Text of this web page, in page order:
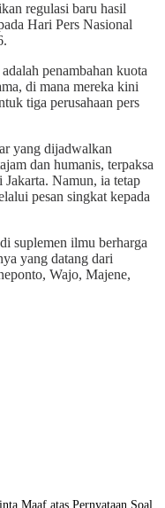
regulasi baru hasil
Hari Pers Nasional
penambahan kuota
di mana mereka kini
tiga perusahaan pers
yang dijadwalkan
dan humanis, terpaksa
Jakarta. Namun, ia tetap
pesan singkat kepada
suplemen ilmu berharga
yang datang dari
Wajo, Majene,
Maaf atas Pernyataan Soal